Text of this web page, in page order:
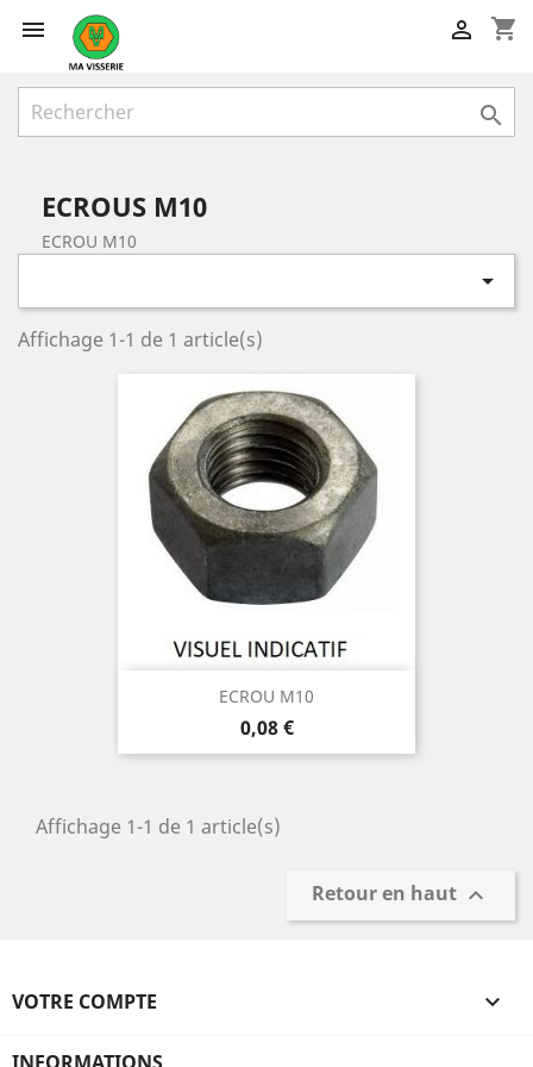
 shopping_cart


ECROUS M10
ECROU M10

Affichage 1-1 de 1 article(s)
ECROU M10
Prix
0,08 €
Affichage 1-1 de 1 article(s)
Retour en haut 
VOTRE COMPTE 